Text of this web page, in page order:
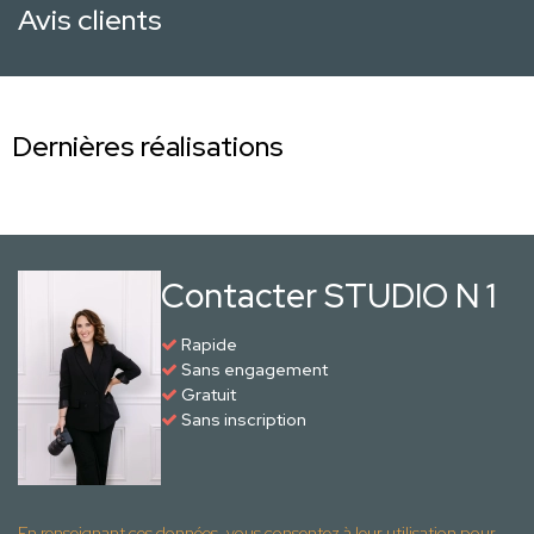
Avis clients
Dernières réalisations
Contacter STUDIO N 1
Rapide
Sans engagement
Gratuit
Sans inscription